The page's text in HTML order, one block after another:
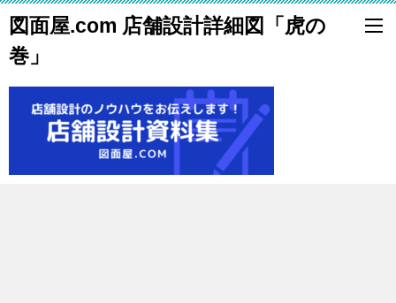
図面屋.com 店舗設計詳細図「虎の
巻」